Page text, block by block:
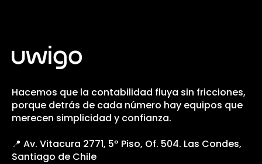
Hacemos que la contabilidad fluya sin fricciones,
porque detrás de cada número hay equipos que
merecen simplicidad y confianza.
📍 Av. Vitacura 2771, 5º Piso, Of. 504. Las Condes,
Santiago de Chile